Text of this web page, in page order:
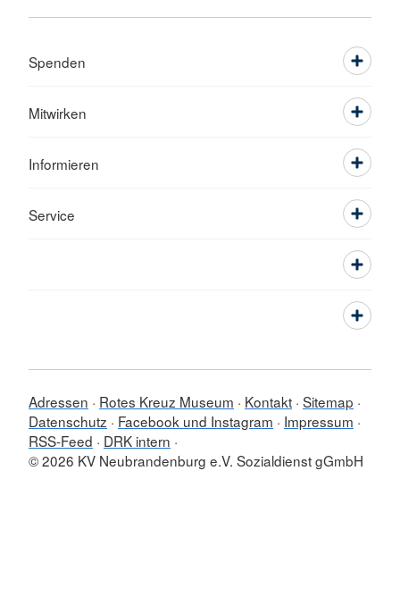
Spenden
Mitwirken
Informieren
Service
Adressen Rotes Kreuz Museum Kontakt Sitemap
Datenschutz
Facebook und Instagram
Impressum
RSS-Feed
DRK intern
© 2026 KV Neubrandenburg e.V. Sozialdienst gGmbH